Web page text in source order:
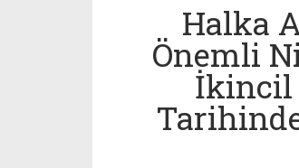
Halka
Önemli
İkincil